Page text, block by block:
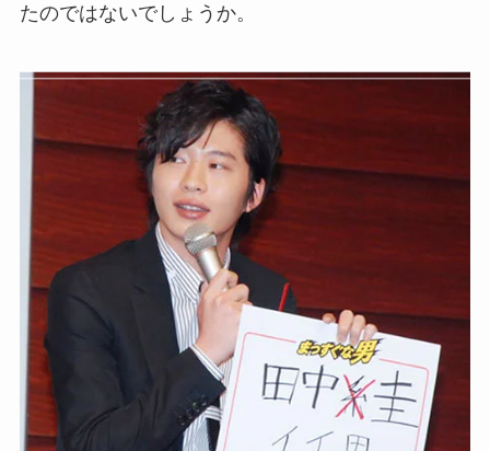
たのではないでしょうか。